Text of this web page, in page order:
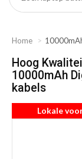
Home
Hoog
10000mAh
kabels
Lokale